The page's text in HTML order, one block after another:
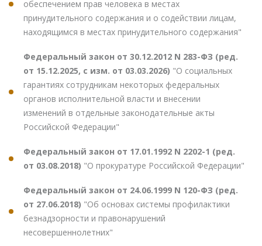
обеспечением прав человека в местах
принудительного содержания и о содействии лицам,
находящимся в местах принудительного содержания"
Федеральный закон от 30.12.2012 N 283-ФЗ (ред.
от 15.12.2025, с изм. от 03.03.2026) "О социальных
гарантиях сотрудникам некоторых федеральных
органов исполнительной власти и внесении
изменений в отдельные законодательные акты
Российской Федерации"
Федеральный закон от 17.01.1992 N 2202-1 (ред.
от 03.08.2018) "О прокуратуре Российской Федерации"
Федеральный закон от 24.06.1999 N 120-ФЗ (ред.
от 27.06.2018) "Об основах системы профилактики
безнадзорности и правонарушений
несовершеннолетних"